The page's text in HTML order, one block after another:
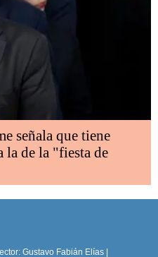
señala que tiene
la de la "fiesta de
Gustavo Fabián Elías |